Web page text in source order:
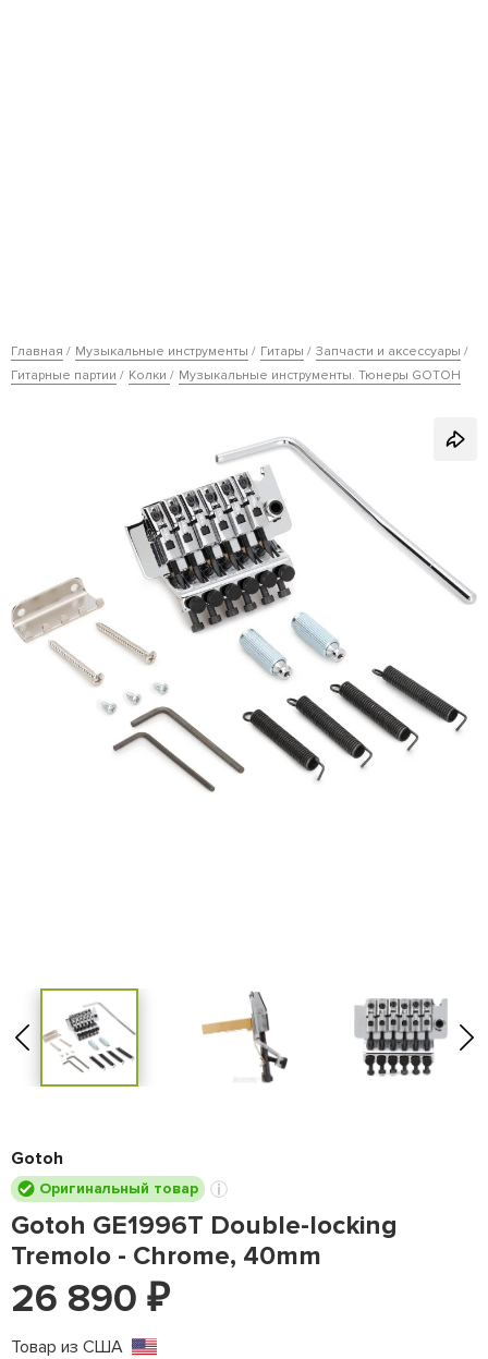
Главная Музыкальные инструменты Гитары
Запчасти и аксессуары
Гитарные партии
Колки Музыкальные инструменты. Тюнеры GOTOH
Gotoh
Оригинальный товар
Gotoh GE1996T Double-locking
Tremolo - Chrome, 40mm
26 890 ₽
Товар из США